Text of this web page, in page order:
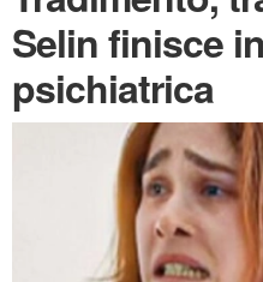
Selin finisce
psichiatrica